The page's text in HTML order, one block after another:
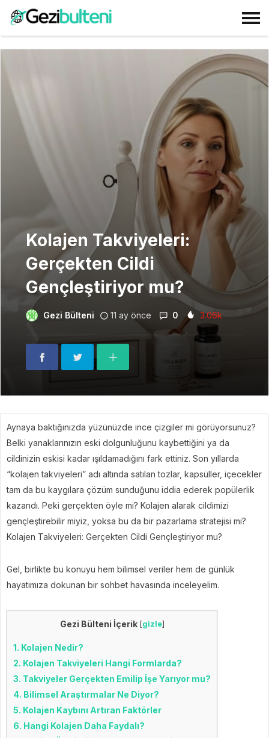
Kolajen Takviyeleri:
Gerçekten Cildi
Gençleştiriyor mu?
Gezi Bülteni 11 ay önce 0 3.06k
Aynaya baktığınızda yüzünüzde ince çizgiler mi görüyorsunuz?
Belki yanaklarınızın eski dolgunluğunu kaybettiğini ya da
cildinizin eskisi kadar ışıldamadığını fark ettiniz. Son yıllarda
“kolajen takviyeleri” adı altında satılan tozlar, kapsüller, içecekler
tam da bu kaygılara çözüm sunduğunu iddia ederek popülerlik
kazandı. Peki gerçekten öyle mi? Kolajen alarak cildimizi
gençleştirebilir miyiz, yoksa bu da bir pazarlama stratejisi mi?
Kolajen Takviyeleri: Gerçekten Cildi Gençleştiriyor mu?
Gel, birlikte bu konuyu hem bilimsel veriler hem de günlük
hayatımıza dokunan bir sohbet havasında inceleyelim.
Gezi Bülteni İçerik [gizle]
1. Kolajen Nedir?
2. Kolajen Takviyeleri Hangi Formlarda?
3. Takviyeler Gerçekten Emilip İşe Yarıyor mu?
4. Bilimsel Araştırmalar Ne Diyor?
5. Kolajen Kaybını Artıran Faktörler
6. Hangi Kolajen Daha Faydalı?